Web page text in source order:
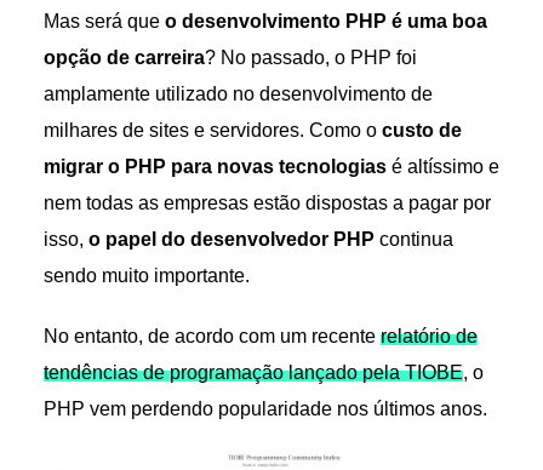
Mas será que o desenvolvimento PHP é uma boa
opção de carreira? No passado, o PHP foi
amplamente utilizado no desenvolvimento de
milhares de sites e servidores. Como o custo de
migrar o PHP para novas tecnologiasé altíssimo e
nem todas as empresas estão dispostas a pagar por
isso, o papel do desenvolvedor PHP continua
sendo muito importante.
No entanto, de acordo com um recente relatório de
tendências de programação lançado pela TIOBE, o
PHP vem perdendo popularidade nos últimos anos.